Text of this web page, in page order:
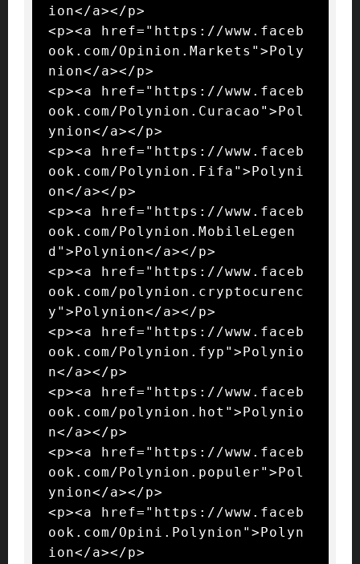
ion</a></p>
<p><a href="https://www.faceb
ook.com/Opinion.Markets">Poly
nion</a></p>
<p><a href="https://www.faceb
ook.com/Polynion.Curacao">Pol
ynion</a></p>
<p><a href="https://www.faceb
ook.com/Polynion.Fifa">Polyni
on</a></p>
<p><a href="https://www.faceb
ook.com/Polynion.MobileLegen
d">Polynion</a></p>
<p><a href="https://www.faceb
ook.com/polynion.cryptocurenc
y">Polynion</a></p>
<p><a href="https://www.faceb
ook.com/Polynion.fyp">Polynio
n</a></p>
<p><a href="https://www.faceb
ook.com/polynion.hot">Polynio
n</a></p>
<p><a href="https://www.faceb
ook.com/Polynion.populer">Pol
ynion</a></p>
<p><a href="https://www.faceb
ook.com/Opini.Polynion">Polyn
ion</a></p>